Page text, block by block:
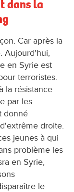
dans la
Car après la
Aujourd'hui,
en Syrie est
terroristes.
la résistance
par les
donné
droite.
jeunes à qui
problème les
en Syrie,
le